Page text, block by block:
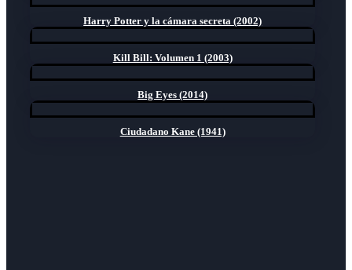
Harry Potter y la cámara secreta (2002)
Kill Bill: Volumen 1 (2003)
Big Eyes (2014)
Ciudadano Kane (1941)